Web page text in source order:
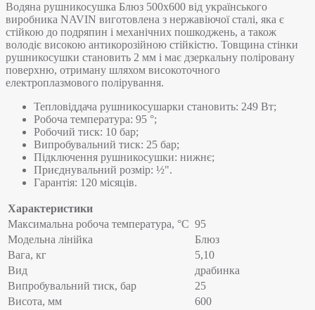
Водяна рушникосушка Блюз 500х600 від українського
виробника NAVIN виготовлена з нержавіючої сталі, яка є
стійкою до подряпин і механічних пошкоджень, а також
володіє високою антикорозійною стійкістю. Товщина стінки
рушникосушки становить 2 мм і має дзеркальну поліровану
поверхню, отриману шляхом високоточного
електроплазмового полірування.
Тепловіддача рушникосушарки становить: 249 Вт;
Робоча температура: 95 °;
Робочий тиск: 10 бар;
Випробувальний тиск: 25 бар;
Підключення рушникосушки: нижнє;
Приєднувальний розмір: ½".
Гарантія: 120 місяців.
Характеристики
Максимальна робоча температура, °C 95
Модельна лінійка
Блюз
Вага, кг
5,10
Вид
драбинка
Випробувальний тиск, бар
25
Висота, мм
600